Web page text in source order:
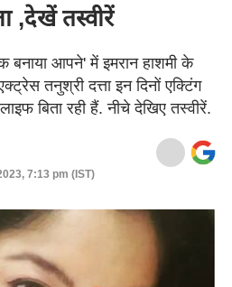
,देखें तस्वीरें
आपने' में इमरान हाशमी के
तनुश्री दत्ता इन दिनों एक्टिंग
बिता रही हैं. नीचे देखिए तस्वीरें.
7:13 pm (IST)